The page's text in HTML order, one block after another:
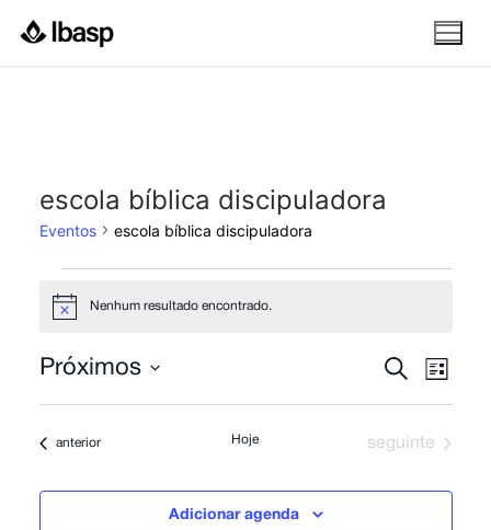
para
escola bíblica discipuladora
Eventos escola bíblica discipuladora
Eventos
Notice
Nenhum resultado encontrado.
e
Procurar
do
Lista
Próximos
data.
Eventos
anterior Hoje Eventos
seguinte
Adicionar agenda